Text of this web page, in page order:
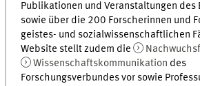
Publikationen und Veranstaltungen des
sowie über die 200 Forscherinnen und
geistes- und sozialwissenschaftlichen
Website stellt zudem die
Wissenschaftskommunikation des
Forschungsverbundes vor sowie